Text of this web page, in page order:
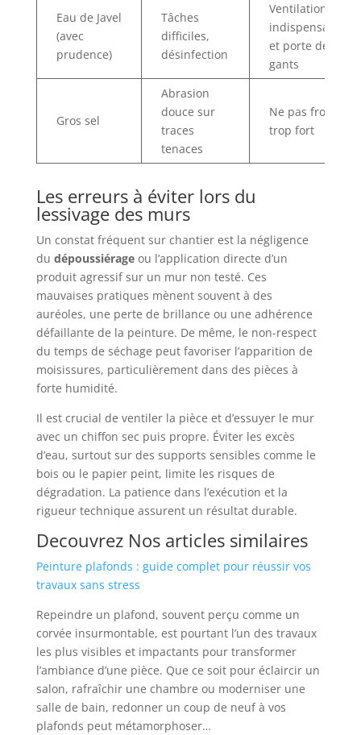
Eau de Javel
(avec
prudence)
Tâches
difficiles,
désinfection
Ventilation
indispensable
et porte des
gants
Gros sel
Abrasion
douce sur
traces
tenaces
Ne pas frotter
trop fort
Les erreurs à éviter lors du
lessivage des murs
Un constat fréquent sur chantier est la négligence
du dépoussiérageou l’application directe d’un
produit agressif sur un mur non testé. Ces
mauvaises pratiques mènent souvent à des
auréoles, une perte de brillance ou une adhérence
défaillante de la peinture. De même, le non-respect
du temps de séchage peut favoriser l’apparition de
moisissures, particulièrement dans des pièces à
forte humidité.
Il est crucial de ventiler la pièce et d’essuyer le mur
avec un chiffon sec puis propre. Éviter les excès
d’eau, surtout sur des supports sensibles comme le
bois ou le papier peint, limite les risques de
dégradation. La patience dans l’exécution et la
rigueur technique assurent un résultat durable.
Decouvrez Nos articles similaires
Peinture plafonds : guide complet pour réussir vos
travaux sans stress
Repeindre un plafond, souvent perçu comme un
corvée insurmontable, est pourtant l’un des travaux
les plus visibles et impactants pour transformer
l’ambiance d’une pièce. Que ce soit pour éclaircir un
salon, rafraîchir une chambre ou moderniser une
salle de bain, redonner un coup de neuf à vos
plafonds peut métamorphoser…